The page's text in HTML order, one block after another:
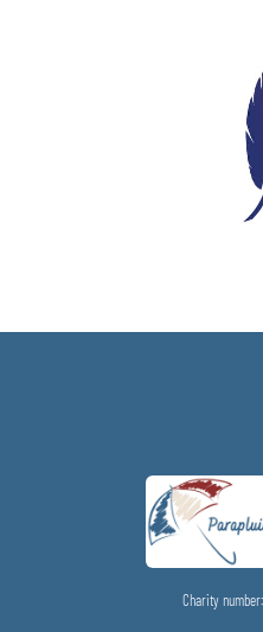
Charity